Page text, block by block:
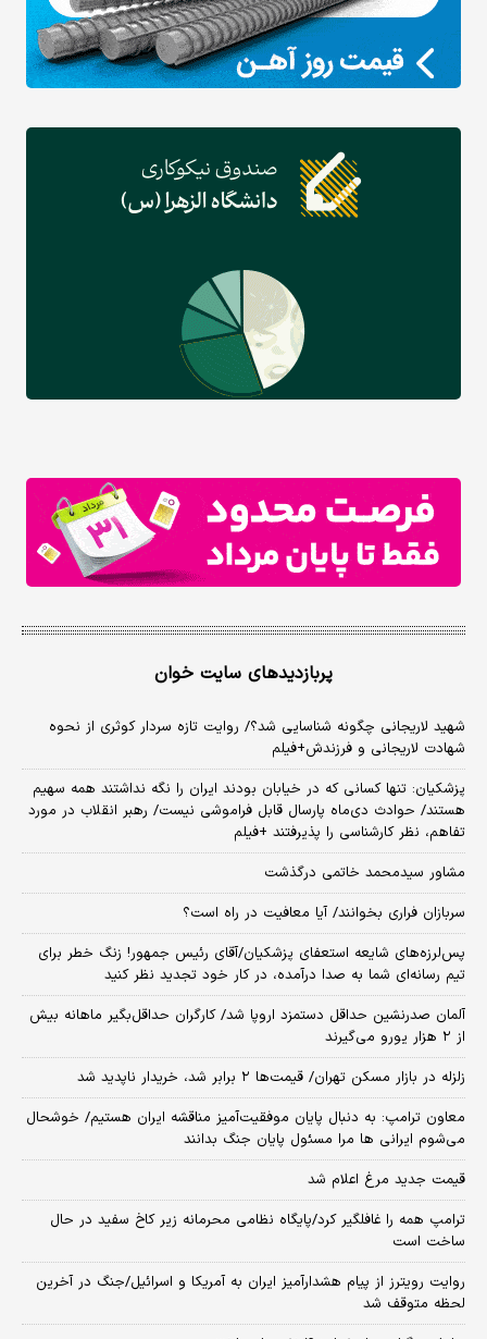
پربازدیدهای سایت خوان
شهید لاریجانی چگونه شناسایی شد؟/ روایت تازه سردار کوثری از نحوه
شهادت لاریجانی و فرزندش+فیلم
پزشکیان: تنها کسانی که در خیابان بودند ایران را نگه نداشتند همه سهیم
هستند/ حوادث دی‌ماه پارسال قابل فراموشی نیست/ رهبر انقلاب در مورد
تفاهم، نظر کارشناسی را پذیرفتند +فیلم
مشاور سیدمحمد خاتمی درگذشت
سربازان فراری بخوانند/ آیا معافیت در راه است؟
پس‌لرزه‌های شایعه استعفای پزشکیان/آقای رئیس جمهور! زنگ خطر برای
تیم رسانه‌ای شما به صدا درآمده، در کار خود تجدید نظر کنید
آلمان صدرنشین حداقل دستمزد اروپا شد/ کارگران حداقل‌بگیر ماهانه بیش
از ۲ هزار یورو می‌گیرند
زلزله در بازار مسکن تهران/ قیمت‌ها ۲ برابر شد، خریدار ناپدید شد
معاون ترامپ: به دنبال پایان موفقیت‌آمیز مناقشه ایران هستیم/ خوشحال
می‌شوم ایرانی ها مرا مسئول پایان جنگ بدانند
قیمت جدید مرغ اعلام شد
ترامپ همه را غافلگیر کرد/پایگاه نظامی محرمانه زیر کاخ سفید در حال
ساخت است
روایت رویترز از پیام هشدارآمیز ایران به آمریکا و اسرائیل/جنگ در آخرین
لحظه متوقف شد